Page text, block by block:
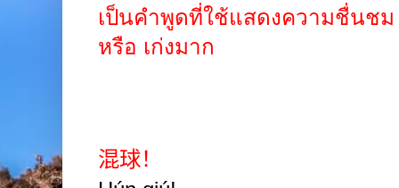
เป็นคำพูดที่ใช้แสดงความชื่นชม
หรือ เก่งมาก
混球！